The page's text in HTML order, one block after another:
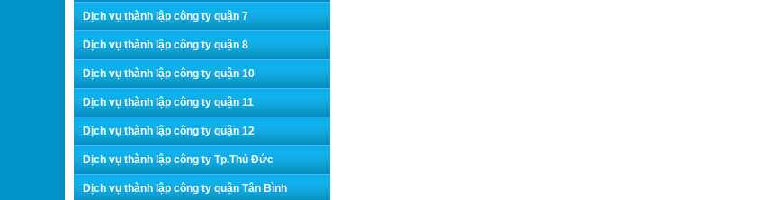
Dịch vụ thành lập công ty quận 7
Dịch vụ thành lập công ty quận 8
Dịch vụ thành lập công ty quận 10
Dịch vụ thành lập công ty quận 11
Dịch vụ thành lập công ty quận 12
Dịch vụ thành lập công ty Tp.Thủ Đức
Dịch vụ thành lập công ty quận Tân Bình